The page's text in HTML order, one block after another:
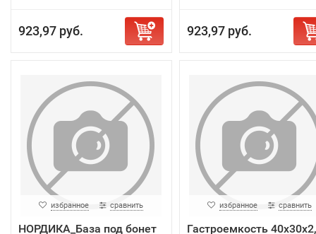
923,97 руб. 923,97 руб.
избранное сравнить
НОРДИКА_База под бонет
избранное сравнить
Гастроемкость